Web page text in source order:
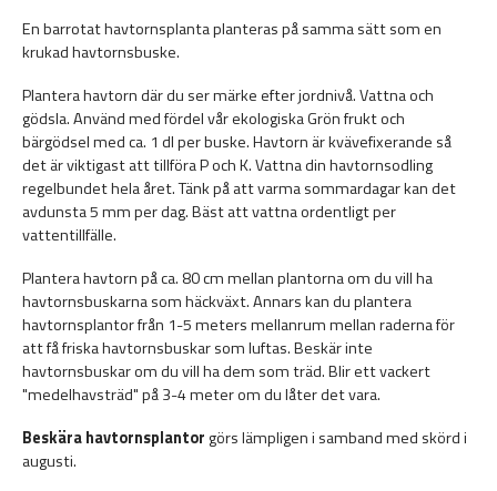
En barrotat havtornsplanta planteras på samma sätt som en
krukad havtornsbuske.
Plantera havtorn där du ser märke efter jordnivå. Vattna och
gödsla. Använd med fördel vår ekologiska Grön frukt och
bärgödsel med ca. 1 dl per buske. Havtorn är kvävefixerande så
det är viktigast att tillföra P och K. Vattna din havtornsodling
regelbundet hela året. Tänk på att varma sommardagar kan det
avdunsta 5 mm per dag. Bäst att vattna ordentligt per
vattentillfälle.
Plantera havtorn på ca. 80 cm mellan plantorna om du vill ha
havtornsbuskarna som häckväxt. Annars kan du plantera
havtornsplantor från 1-5 meters mellanrum mellan raderna för
att få friska havtornsbuskar som luftas. Beskär inte
havtornsbuskar om du vill ha dem som träd. Blir ett vackert
"medelhavsträd" på 3-4 meter om du låter det vara.
Beskära havtornsplantorgörs lämpligen i samband med skörd i
augusti.